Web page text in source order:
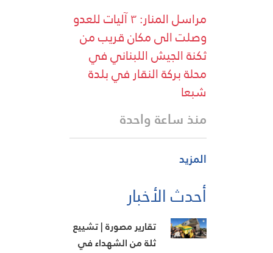
مراسل المنار: ٣ آليات للعدو
وصلت الى مكان قريب من
ثكنة الجيش اللبناني في
محلة بركة النقار في بلدة
شبعا
منذ ساعة واحدة
المزيد
أحدث الأخبار
تقارير مصورة | تشييع
ثلة من الشهداء في